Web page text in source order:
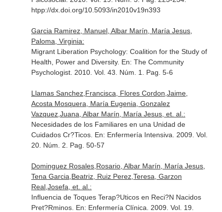
htpp://dx.doi.org/10.5093/in2010v19n393
Garcia Ramirez, Manuel, Albar Marín, María Jesus,
Paloma, Virginia:
Migrant Liberation Psychology: Coalition for the Study of
Health, Power and Diversity. En: The Community
Psychologist. 2010. Vol. 43. Núm. 1. Pag. 5-6
Llamas Sanchez,Francisca, Flores Cordon,Jaime,
Acosta Mosquera, María Eugenia, Gonzalez
Vazquez,Juana, Albar Marín, María Jesus, et. al.:
Necesidades de los Familiares en una Unidad de
Cuidados Cr?Ticos. En: Enfermería Intensiva . 2009. Vol.
20. Núm. 2. Pag. 50-57
Dominguez Rosales,Rosario, Albar Marín, María Jesus,
Tena Garcia,Beatriz, Ruiz Perez,Teresa, Garzon
Real,Josefa, et. al.:
Influencia de Toques Terap?Uticos en Reci?N Nacidos
Pret?Rminos. En: Enfermería Clínica . 2009. Vol. 19.